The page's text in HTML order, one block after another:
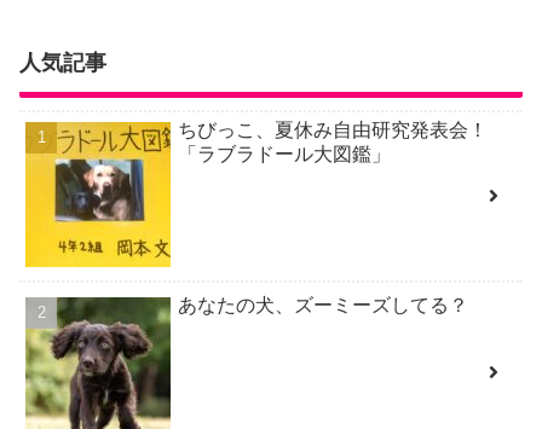
人気記事
ちびっこ、夏休み自由研究発表会！
「ラブラドール大図鑑」
あなたの犬、ズーミーズしてる？